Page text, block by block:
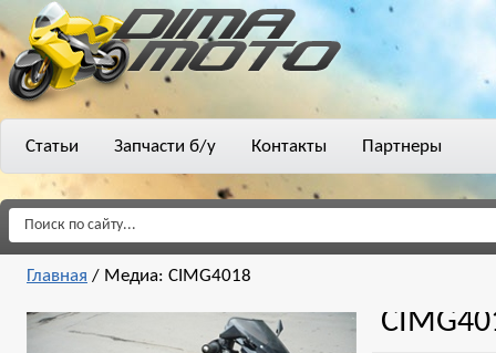
Статьи Запчасти б/у Контакты Партнеры
Главная / Медиа: CIMG4018